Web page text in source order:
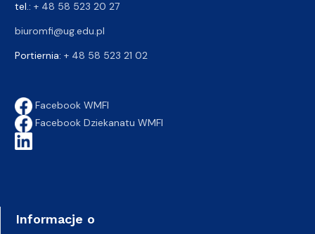
tel.: + 48 58 523 20 27
biuromfi@ug.edu.pl
Portiernia: + 48 58 523 21 02
Facebook WMFI
Facebook Dziekanatu WMFI
Informacje o